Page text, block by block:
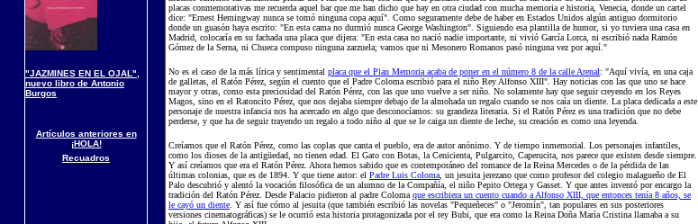
"JAZMINES EN EL OJAL",
nuevo libro de Antonio
Burgos
Artículos anteriores en
¡HOLA!
Recuadros
placas conmemorativas me recuerda aquel bar que me han dicho que hay en otra ciudad con mucha memoria e historia, Venecia, donde un cartel
dice: "Ernest Hemingway nunca se tomó ninguna copa aquí". Como seguramente debe de haber en Estados Unidos algún antiguo dormitorio
donde un guasón haya escrito: "En esta cama no durmió nunca George Washington". Siguiendo esa plantilla de humor, si yo tuviera una casa en
Madrid, colocaría en su fachada una placa que dijera: "En esta casa no nació nadie importante, ni vivió García Lorca, ni escribió nada Ramón
Gómez de la Serna, ni Chueca compuso ninguna zarzuela; vamos que ni Mesonero Romanos pasó ninguna vez por aquí."
No es el caso de la más lírica y sentimental placa que el Plan Memoria acaba de poner en el número 8 de la calle Arenal: "Aquí vivía, en una caja
de galletas, el Ratón Pérez, según el cuento que el Padre Coloma escribió para el niño Rey Alfonso XIII". Hay noticias con las que uno se hace
mayor y otras, como esta preciosidad del Ratón Pérez, con las que uno vuelve a ser niño. No solamente hay que seguir creyendo en los Reyes
Magos, sino en el Ratoncito Pérez, que nos dejaba siempre debajo de la almohada un regalo cuando se nos caía un diente. La placa dedicada a este
personaje de nuestra infancia nos ha acercado en algo que desconocíamos: su grandeza literaria. Si el Ratón Pérez es una tradición que no debe
perderse, y que ha de seguir trayendo un regalo a todo niño al que se le caiga un diente de leche, su creación es como una leyenda.
Creíamos que el Ratón Pérez, como las coplas que canta el pueblo, era de autor anónimo. Y de tiempo inmemorial. Los personajes infantiles,
como los dioses de la antigüedad, no tienen edad. El Gato con Botas, la Cenicienta, Pulgarcito, Caperucita, nos parece que existen desde siempre.
Y así creíamos que era el Ratón Pérez. Ahora hemos sabido que es contemporáneo del romance de la Reina Mercedes o de la pérdida de las
últimas colonias, que es de 1894. Y que tiene autor: el Padre Luis Coloma , un jesuita jerezano que como profesor del colegio malagueño de El
Palo descubrió y alentó la vocación filosófica de un alumno de la Compañía, el niño Pepito Ortega y Gasset. Y que antes inventó por encargo la
tradición del Ratón Pérez. Desde Palacio pidieron al padre Coloma que escribiera un cuento cuando a Alfonso XIII, que entonces tenía 8 años, se
le cayó un diente . Y así fue cómo al jesuita (que también escribió las novelas "Pequeñeces" o "Jeromín", tan populares en sus posteriores
versiones cinematográficas) se le ocurrió esta historia protagonizada por el rey Bubi, que era como la Reina Doña María Cristina llamaba a su